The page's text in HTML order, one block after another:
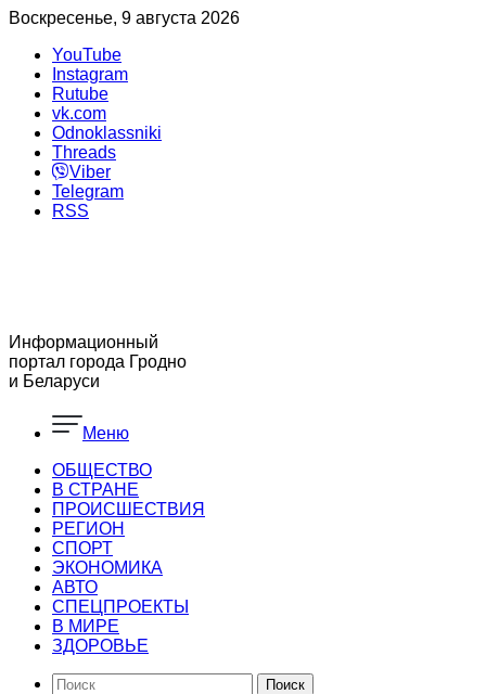
Воскресенье, 9 августа 2026
YouTube
Instagram
Rutube
vk.com
Odnoklassniki
Threads
Viber
Telegram
RSS
Информационный
портал города Гродно
и Беларуси
Меню
ОБЩЕСТВО
В СТРАНЕ
ПРОИСШЕСТВИЯ
РЕГИОН
CПОРТ
ЭКОНОМИКА
АВТО
СПЕЦПРОЕКТЫ
В МИРЕ
ЗДОРОВЬЕ
Поиск